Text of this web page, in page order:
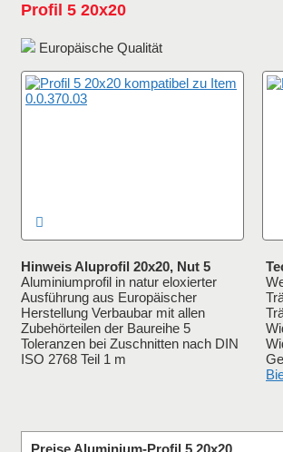
Profil 5 20x20
Europäische Qualität
Hinweis Aluprofil 20x20, Nut 5
Aluminiumprofil in natur eloxierter
Ausführung aus Europäischer
Herstellung Verbaubar mit allen
Zubehörteilen der Baureihe 5
Toleranzen bei Zuschnitten nach DIN
ISO 2768 Teil 1 m
Preise Aluminium-Profil 5 20x20